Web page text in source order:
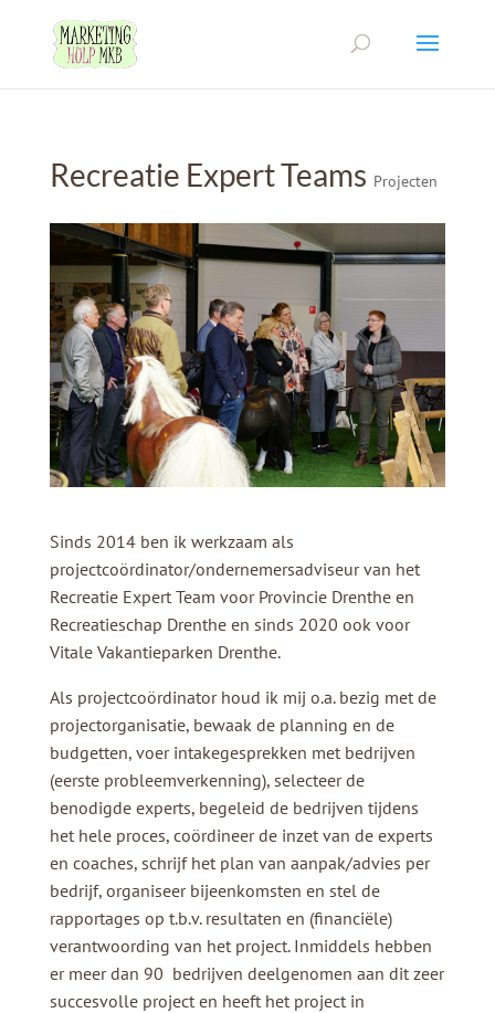
Recreatie Expert Teams Projecten
Sinds 2014 ben ik werkzaam als
projectcoördinator/ondernemersadviseur van het
Recreatie Expert Team voor Provincie Drenthe en
Recreatieschap Drenthe en sinds 2020 ook voor
Vitale Vakantieparken Drenthe.
Als projectcoördinator houd ik mij o.a. bezig met de
projectorganisatie, bewaak de planning en de
budgetten, voer intakegesprekken met bedrijven
(eerste probleemverkenning), selecteer de
benodigde experts, begeleid de bedrijven tijdens
het hele proces, coördineer de inzet van de experts
en coaches, schrijf het plan van aanpak/advies per
bedrijf, organiseer bijeenkomsten en stel de
rapportages op t.b.v. resultaten en (financiële)
verantwoording van het project. Inmiddels hebben
er meer dan 90 bedrijven deelgenomen aan dit zeer
succesvolle project en heeft het project in